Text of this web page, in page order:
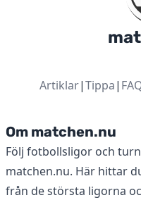
Artiklar|Tippa|
Om matchen.nu
Följ fotbollsligor och
matchen.nu. Här hittar
från de största ligorna